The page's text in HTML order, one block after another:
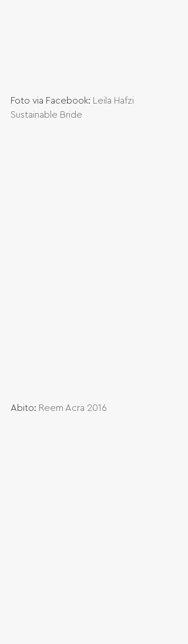
Foto via Facebook:
Leila Hafzi
Sustainable Bride
Abito: Reem Acra 2016